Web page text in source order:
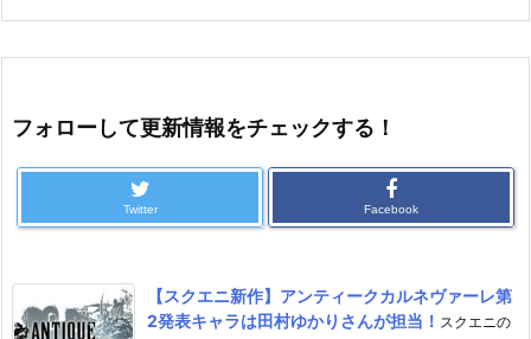
フォローして更新情報をチェックする！
Twitter Facebook
【スクエニ新作】アンティークカルネヴァーレ第
2発表キャラは田村ゆかりさんが担当！ スクエニの